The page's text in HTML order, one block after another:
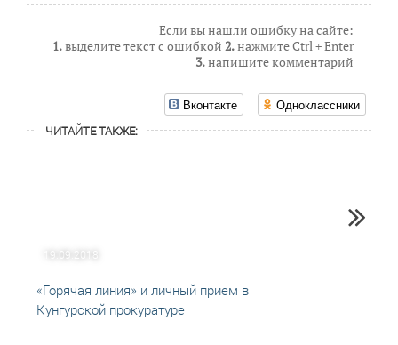
Если вы нашли ошибку на сайте:
1.выделите текст с ошибкой 2.нажмите Ctrl + Enter
3.напишите комментарий
Вконтакте Одноклассники
ЧИТАЙТЕ ТАКЖЕ:
19.09.2018
«Горячая линия» и личный прием в
Кунгурской прокуратуре